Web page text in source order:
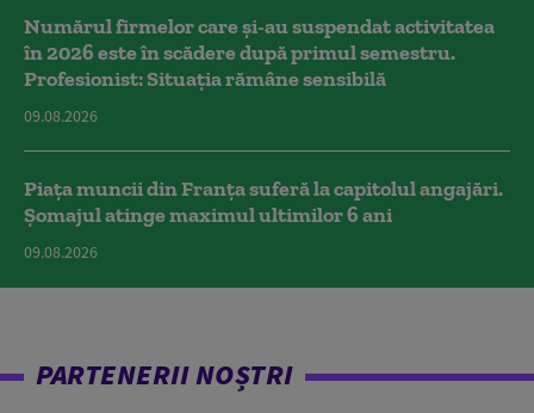
Numărul firmelor care și-au suspendat activitatea
în 2026 este în scădere după primul semestru.
Profesionist: Situația rămâne sensibilă
09.08.2026
Piața muncii din Franța suferă la capitolul angajări.
Șomajul atinge maximul ultimilor 6 ani
09.08.2026
PARTENERII NOȘTRI